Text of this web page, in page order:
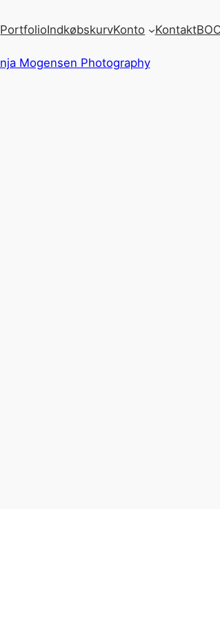
PortfolioIndkøbskurvKonto Kontakt